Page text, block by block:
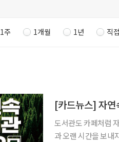
1주 1개월 1년 직
[카드뉴스] 자
도서관도 카페처럼 자주 머무는 공간
과 오랜 시간을 보내자. 다산성곽도서관 서울 중구 동호로17길 173 서울의 성곽길